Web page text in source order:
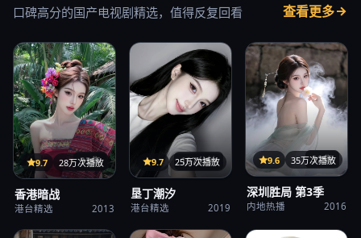
口碑高分的国产电视剧精选，值得反复回看 查看更多
33集
9.7 28万次播放
香港暗战
港台精选 2013
107分钟
9.7 25万次播放
垦丁潮汐
港台精选 2019
32集
9.6 35万次播放
深圳胜局 第3季
内地热播 2016